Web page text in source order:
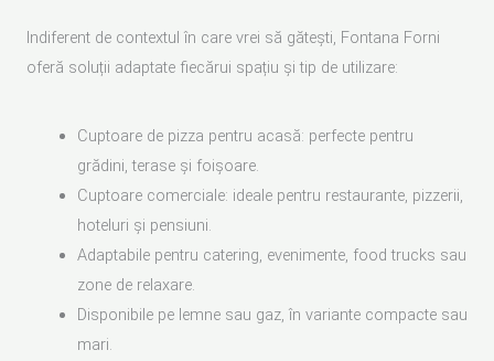
Indiferent de contextul în care vrei să gătești, Fontana Forni
oferă soluții adaptate fiecărui spațiu și tip de utilizare:
Cuptoare de pizza pentru acasă: perfecte pentru
grădini, terase și foișoare.
Cuptoare comerciale: ideale pentru restaurante, pizzerii,
hoteluri și pensiuni.
Adaptabile pentru catering, evenimente, food trucks sau
zone de relaxare.
Disponibile pe lemne sau gaz, în variante compacte sau
mari.